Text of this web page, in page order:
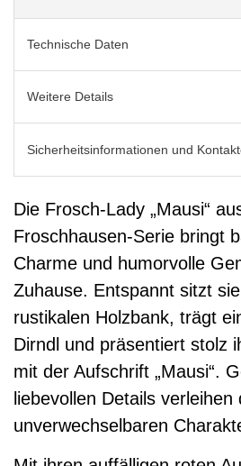
Technische Daten
Weitere Details
Sicherheitsinformationen und
Die Frosch-Lady „Mausi“
Froschhausen-Serie bringt
Charme und humorvolle
Zuhause. Entspannt sitzt
rustikalen Holzbank, trägt
Dirndl und präsentiert stolz
mit der Aufschrift „Mausi“.
liebevollen Details verleihen
unverwechselbaren